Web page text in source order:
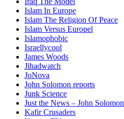
Islam In Europe
Islam The Religion Of Peace
Islam Versus Europel
Islamophobic
Israellycool
James Woods
Jihadwatch
JoNova
John Solomon reports
Junk Science
Just the News – John Solomon
Kafir Crusaders